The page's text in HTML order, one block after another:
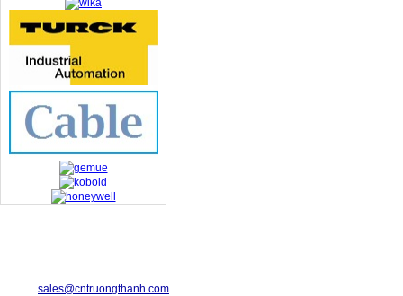
sales@cntruongthanh.com